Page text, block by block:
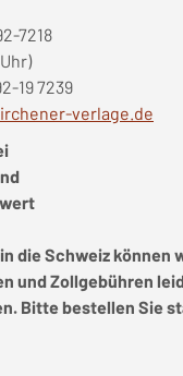
7218
19 7239
verlage.de
die Schweiz können
und Zollgebühren
Bitte bestellen Sie